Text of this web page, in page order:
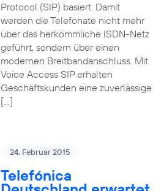
Protocol (SIP) basiert. Damit
werden die Telefonate nicht mehr
über das herkömmliche ISDN-Netz
geführt, sondern über einen
modernen Breitbandanschluss. Mit
Voice Access SIP erhalten
Geschäftskunden eine zuverlässige
[…]
24. Februar 2015
Telefónica